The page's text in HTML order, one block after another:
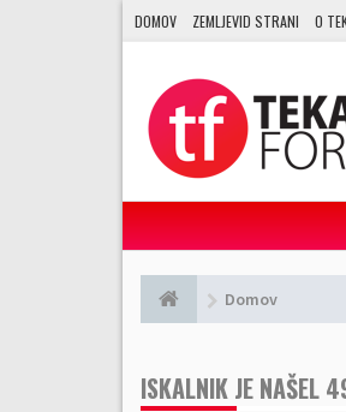
DOMOV ZEMLJEVID STRANI O
Domov
ISKALNIK JE NAŠEL